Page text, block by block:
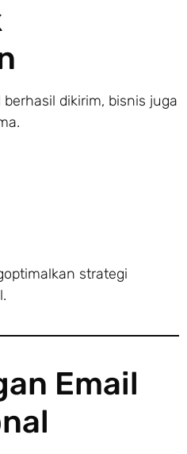
dikirim, bisnis juga
strategi
Email